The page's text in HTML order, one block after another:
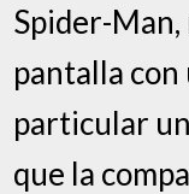
Spider-Man,
pantalla con
particular
que la